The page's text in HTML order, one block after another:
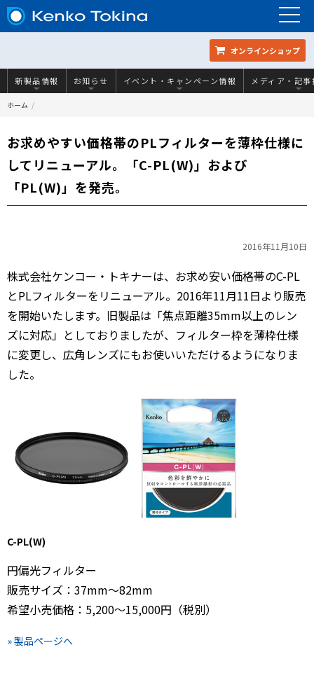
オンラインショップ
新製品情報 お知らせ イベント・キャンペーン情報 メディア・記
ホーム
お求めやすい価格帯のPLフィルターを薄枠仕様に
してリニューアル。「C-PL(W)」および
「PL(W)」を発売。
2016年11月10日
株式会社ケンコー・トキナーは、お求め安い価格帯のC-PL
とPLフィルターをリニューアル。2016年11月11日より販売
を開始いたします。旧製品は「焦点距離35mm以上のレン
ズに対応」としておりましたが、フィルター枠を薄枠仕様
に変更し、広角レンズにもお使いいただけるようになりま
した。
C-PL(W)
円偏光フィルター
販売サイズ：37mm～82mm
希望小売価格：5,200～15,000円（税別）
» 製品ページへ